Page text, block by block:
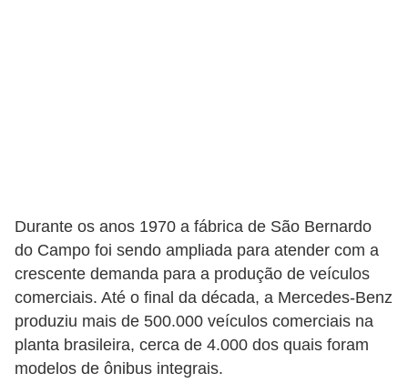
Durante os anos 1970 a fábrica de São Bernardo
do Campo foi sendo ampliada para atender com a
crescente demanda para a produção de veículos
comerciais. Até o final da década, a Mercedes-Benz
produziu mais de 500.000 veículos comerciais na
planta brasileira, cerca de 4.000 dos quais foram
modelos de ônibus integrais.
r
i
o
s
a
u